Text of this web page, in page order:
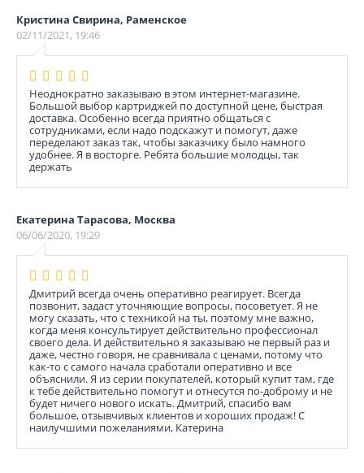
Кристина Свирина, Раменское
02/11/2021, 19:46
Неоднократно заказываю в этом интернет-магазине.
Большой выбор картриджей по доступной цене, быстрая
доставка. Особенно всегда приятно общаться с
сотрудниками, если надо подскажут и помогут, даже
переделают заказ так, чтобы заказчику было намного
удобнее. Я в восторге. Ребята большие молодцы, так
держать
Екатерина Тарасова, Москва
06/06/2020, 19:29
Дмитрий всегда очень оперативно реагирует. Всегда
позвонит, задаст уточняющие вопросы, посоветует. Я не
могу сказать, что с техникой на ты, поэтому мне важно,
когда меня консультирует действительно профессионал
своего дела. И действительно я заказываю не первый раз и
даже, честно говоря, не сравнивала с ценами, потому что
как-то с самого начала сработали оперативно и все
объяснили. Я из серии покупателей, который купит там, где
к тебе действительно помогут и отнесутся по-доброму и не
будет ничего нового искать. Дмитрий, спасибо вам
большое, отзывчивых клиентов и хороших продаж! С
наилучшими пожеланиями, Катерина